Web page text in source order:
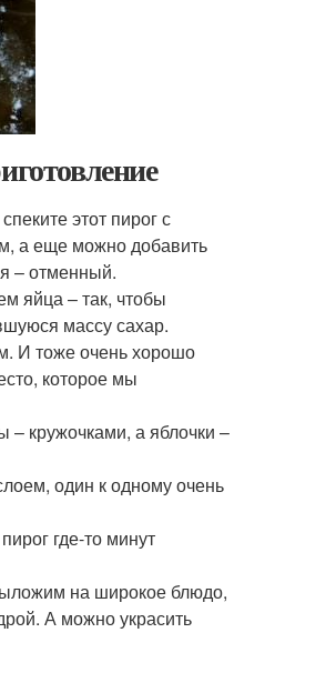
этот пирог с
а еще можно добавить
– отменный.
яйца – так, чтобы
массу сахар.
И тоже очень хорошо
которое мы
кружочками, а яблочки –
один к одному очень
где-то минут
на широкое блюдо,
А можно украсить